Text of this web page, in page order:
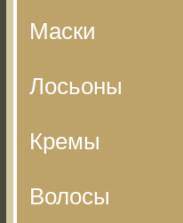
Маски
Лосьоны
Кремы
Волосы